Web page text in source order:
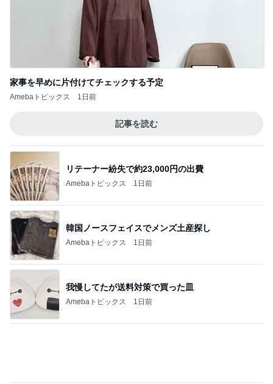
記事を読む
リテーナー紛失で約23,000円の出費
Amebaトピックス 1日前
Amebaトピックス 1日前
我慢してたが送料対策で買った皿
Amebaトピックス 1日前
速攻で冷える最新式のハンディファン
Amebaトピックス 1日前